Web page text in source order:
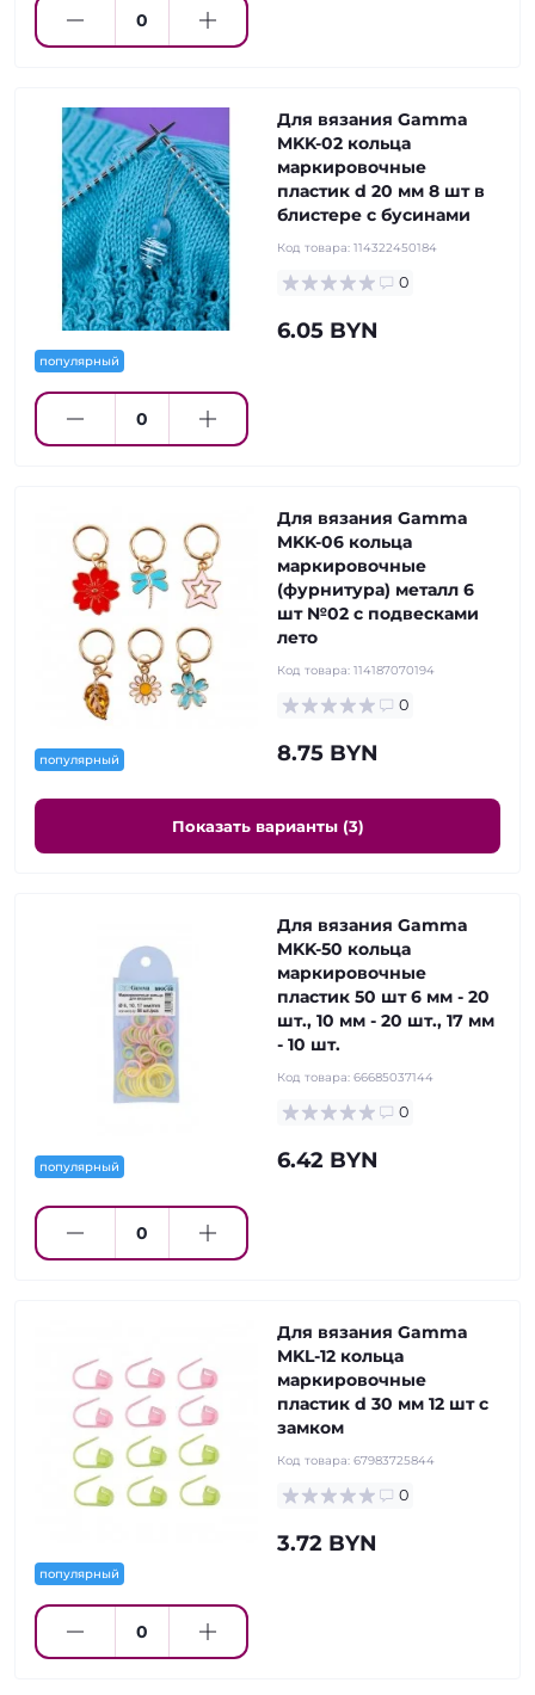
популярный
Для вязания Gamma
MKK-02 кольца
маркировочные
пластик d 20 мм 8 шт в
блистере с бусинами
Код товара: 114322450184
0
6.05 BYN
популярный
Для вязания Gamma
MKK-06 кольца
маркировочные
(фурнитура) металл 6
шт №02 с подвесками
лето
Код товара: 114187070194
0
8.75 BYN
Показать варианты (3)
популярный
Для вязания Gamma
MKK-50 кольца
маркировочные
пластик 50 шт 6 мм - 20
шт., 10 мм - 20 шт., 17 мм
- 10 шт.
Код товара: 66685037144
0
6.42 BYN
популярный
Для вязания Gamma
MKL-12 кольца
маркировочные
пластик d 30 мм 12 шт с
замком
Код товара: 67983725844
0
3.72 BYN